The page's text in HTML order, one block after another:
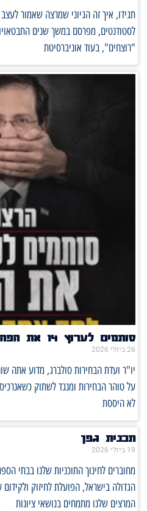
תגידו, איך זה הגיוני שמרצה שאמור
לסטודנטים, מפרסם במשך שנים
"רוצחים", בעוד אוניברסיטת
סותמים לערוץ 14 את הפה! למה אתם שותקים?
26 ביולי 2026
יו"ר ועדת הבחירות סולברג, מדוע אתה
לא היססת
תכנית גפן
19 ביולי 2026
מחוברים לחינוך התוכניות שלנו בבתי
הגדולה בישראל, הפועלת לחיזוק
המרצים שלנו מתמחים בנושאי ציונות